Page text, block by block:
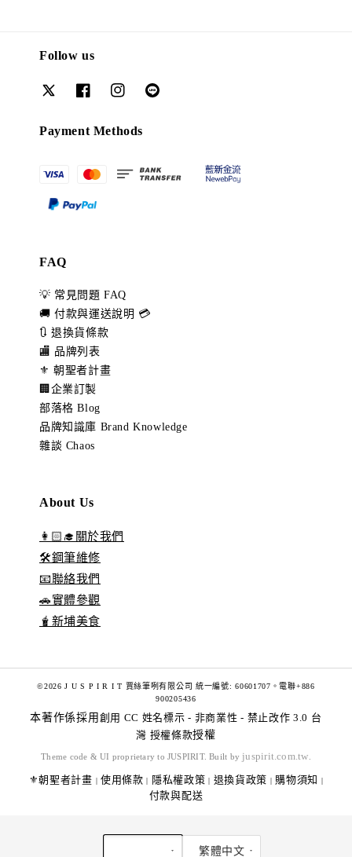
Follow us
Payment Methods
FAQ
💡 常見問題 FAQ
🚚 付款與運送說明 💳
🔃 退換貨條款
🏬 品牌列表
⚜️ 朝聖者計畫
🏢企業訂製
部落格 Blog
品牌知識庫 Brand Knowledge
雜談 Chaos
About Us
👩🏻‍🎓關於我們
🛠️鋼筆維修
📧聯絡我們
🚗實體參觀
🧋新埔美食
©2026 J U S P I R I T 賈絲筆咧有限公司 統一編號: 60601707。電聯+886
900205436
本著作係採用 創用 CC 姓名標示 - 非商業性 - 禁止改作 3.0 台
灣 授權條款授權
Theme code & UI proprietary to JUSPIRIT. Built by juspirit.com.tw
⚜️朝聖者計畫 | 使用條款 | 隱私權政策 | 退換貨政策 | 購物須知 |
付款與配送